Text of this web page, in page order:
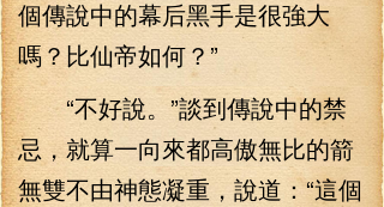
個傳說中的幕后黑手是很強大
嗎？比仙帝如何？”
“不好說。”談到傳說中的禁
忌，就算一向來都高傲無比的箭
無雙不由神態凝重，說道：“這個